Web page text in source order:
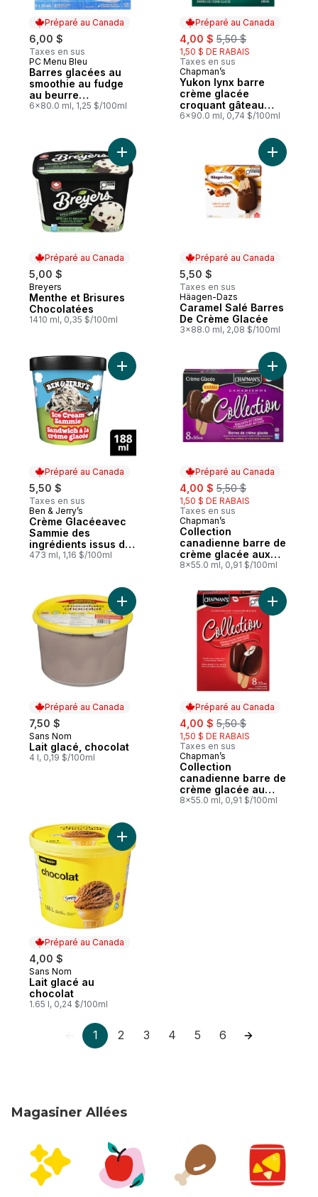
Préparé au Canada
6,00 $
Taxes en sus
Préparé au Canada
PC Menu Bleu
Barres glacées au
smoothie au fudge
au beurre
d’arachides
6x80.0 ml, 1,25 $/100ml
Préparé au Canada
sale:
4,00 $ , formerly:
5,50 $
1,50 $ DE RABAIS
Taxes en sus
Préparé au Canada
Chapman’s
Yukon lynx barre
crème glacée
croquant gâteau
sablé aux fraises
6x90.0 ml, 0,74 $/100ml
Préparé au Canada
5,00 $
Préparé au Canada
Breyers
Menthe et Brisures
Chocolatées
1410 ml, 0,35 $/100ml
Préparé au Canada
5,50 $
Taxes en sus
Préparé au Canada
Häagen-Dazs
Caramel Salé Barres
De Crème Glacée
3x88.0 ml, 2,08 $/100ml
Ajouter
Préparé au Canada
5,50 $
Taxes en sus
Préparé au Canada
Ben & Jerry’s
Crème Glacéeavec
Sammie des
ingrédients issus du
commerce équitable
473 ml, 1,16 $/100ml
Ajouter Crème Glacéeavec Sammie des
Préparé au Canada
sale:
4,00 $ , formerly:
5,50 $
1,50 $ DE RABAIS
Taxes en sus
Préparé au Canada
Chapman’s
Collection
canadienne barre de
crème glacée aux
biscuits et crème et
8x55.0 ml, 0,91 $/100ml
Ajouter
Préparé au Canada
7,50 $
Préparé au Canada
Sans Nom
Lait glacé, chocolat
4 l, 0,19 $/100ml
Ajouter Lait glacé, chocolat au panier
Préparé au Canada
sale:
4,00 $ , formerly:
5,50 $
1,50 $ DE RABAIS
Taxes en sus
Préparé au Canada
Chapman’s
Collection
canadienne barre de
crème glacée au
double chocolat noir
8x55.0 ml, 0,91 $/100ml
Ajouter
Préparé au Canada
4,00 $
Préparé au Canada
Sans Nom
Lait glacé au
chocolat
1.65 l, 0,24 $/100ml
Ajouter Lait glacé au chocolat au panier
1 2 3 4 5 6
Magasiner Allées